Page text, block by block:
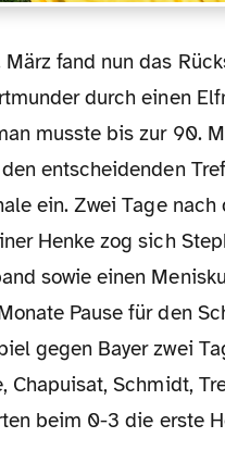
durch einen
musste bis zur 90.
entscheidenden
ein. Zwei Tage
Henke zog sich
sowie einen
Pause für den
gegen Bayer zwei
Chapuisat, Schmidt,
beim 0-3 die erste